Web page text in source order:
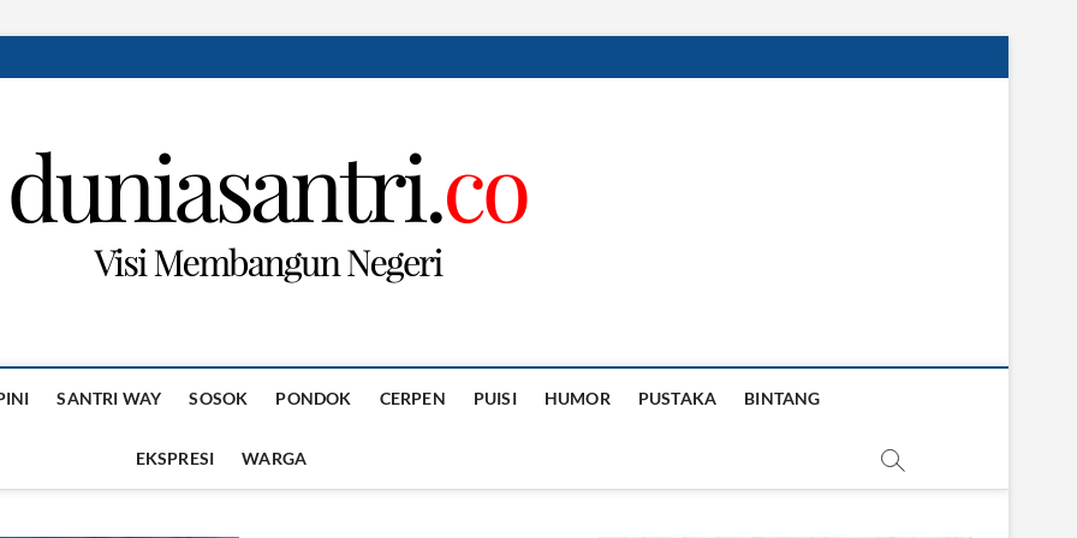
SANTRI WAY SOSOK PONDOK CERPEN PUISI HUMOR PUSTAKA BINTANG
EKSPRESI WARGA